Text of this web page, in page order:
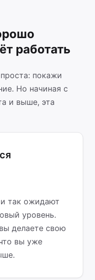
работать
покажи
Но начиная с
и выше, эта
так ожидают
уровень.
делаете свою
вы уже